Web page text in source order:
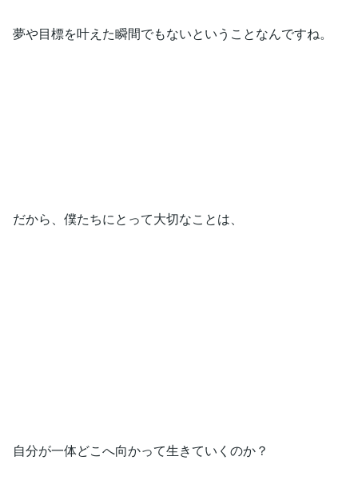
夢や目標を叶えた瞬間でもないということなんですね。
だから、僕たちにとって大切なことは、
自分が一体どこへ向かって生きていくのか？